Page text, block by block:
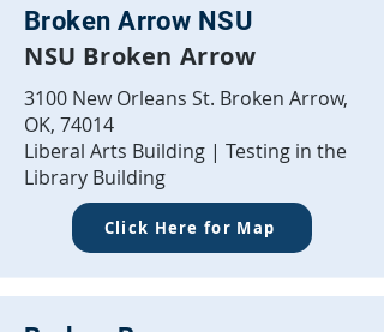
Broken Arrow NSU
NSU Broken Arrow
3100 New Orleans St. Broken Arrow,
OK, 74014
Liberal Arts Building | Testing in the
Library Building
Click Here for Map